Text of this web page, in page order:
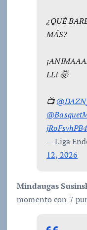
¿QUÉ
MÁS?
LL! 🤯
📺
jRoFsvhPB4
— Liga
12, 2026
Mindaugas
momento con 7